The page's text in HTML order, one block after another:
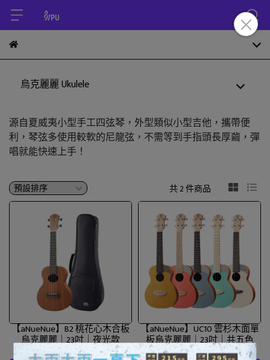
烏克麗麗 Ukulele
源自夏威夷小型手工四弦琴，外型類似小型吉他，攜帶便
利，琴弦多使用較軟的尼龍弦，不需等到手指頭長厚繭，彈
唱就能快速上手！
共 2 件商品
【aNueNue】B2 桃花心木合板
烏克麗麗｜23吋｜夜光款
NT$2,200
【aNueNue】UC10 雲杉木面單
板烏克麗麗｜23吋｜共五色
NT$3,600NT$4,000